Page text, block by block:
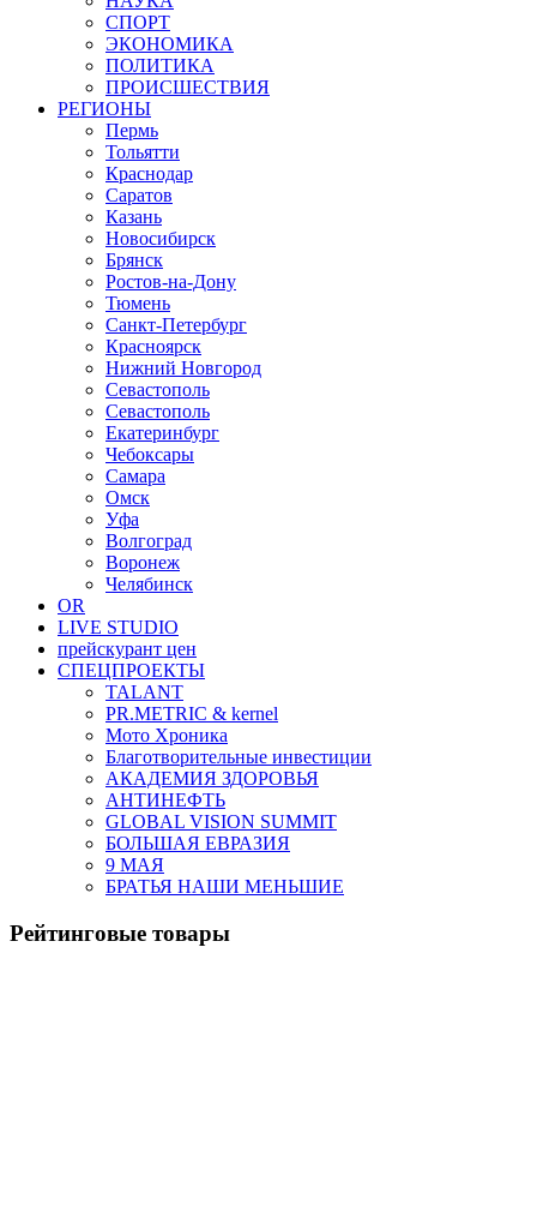
СПОРТ
ЭКОНОМИКА
ПОЛИТИКА
ПРОИСШЕСТВИЯ
РЕГИОНЫ
Пермь
Тольятти
Краснодар
Саратов
Казань
Новосибирск
Брянск
Ростов-на-Дону
Тюмень
Санкт-Петербург
Красноярск
Нижний Новгород
Севастополь
Севастополь
Екатеринбург
Чебоксары
Самара
Омск
Уфа
Волгоград
Воронеж
Челябинск
OR
LIVE STUDIO
прейскурант цен
СПЕЦПРОЕКТЫ
TALANT
PR.METRIC & kernel
Мото Хроника
Благотворительные инвестиции
АКАДЕМИЯ ЗДОРОВЬЯ
АНТИНЕФТЬ
GLOBAL VISION SUMMIT
БОЛЬШАЯ ЕВРАЗИЯ
9 МАЯ
БРАТЬЯ НАШИ МЕНЬШИЕ
Рейтинговые товары